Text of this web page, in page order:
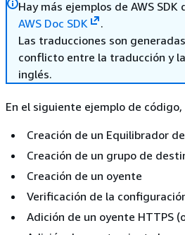
Hay más ejemplos de AWS
AWS Doc SDK
.
Las traducciones son
conflicto entre la traducción y
inglés.
En el siguiente ejemplo de
Creación de un Equilibrador
Creación de un grupo de
Creación de un oyente
Verificación de la
Adición de un oyente HTTPS